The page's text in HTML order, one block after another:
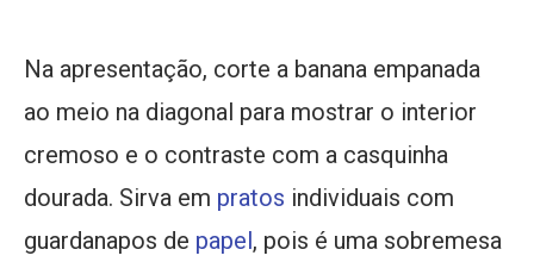
Na apresentação, corte a banana empanada
ao meio na diagonal para mostrar o interior
cremoso e o contraste com a casquinha
dourada. Sirva em pratos individuais com
guardanapos de papel , pois é uma sobremesa